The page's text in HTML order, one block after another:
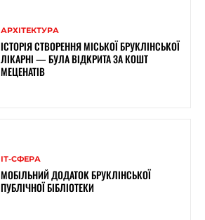
АРХІТЕКТУРА
ІСТОРІЯ СТВОРЕННЯ МІСЬКОЇ БРУКЛІНСЬКОЇ
ЛІКАРНІ — БУЛА ВІДКРИТА ЗА КОШТ
МЕЦЕНАТІВ
ІТ-СФЕРА
МОБІЛЬНИЙ ДОДАТОК БРУКЛІНСЬКОЇ
ПУБЛІЧНОЇ БІБЛІОТЕКИ